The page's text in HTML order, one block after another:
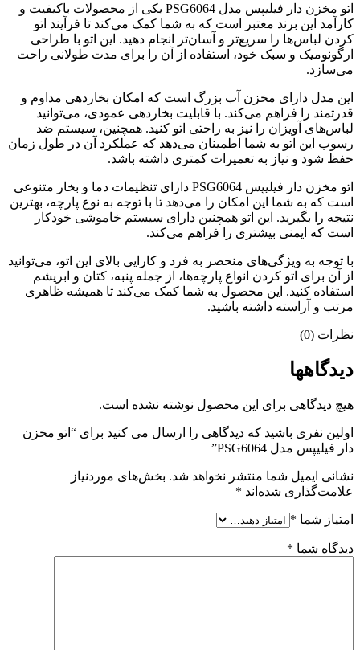
اتو مخزن دار فیلیپس مدل PSG6064 یکی از محصولات باکیفیت و
کارآمد این برند معتبر است که به شما کمک می‌کند تا فرآیند اتو
کردن لباس‌ها را سریع‌تر و آسان‌تر انجام دهید. این اتو با طراحی
ارگونومیک و سبک خود، استفاده از آن را برای مدت طولانی راحت
می‌سازد.
این مدل دارای مخزن آب بزرگ است که امکان بخاردهی مداوم و
قدرتمند را فراهم می‌کند. با قابلیت بخاردهی عمودی، می‌توانید
لباس‌های آویزان را نیز به راحتی اتو کنید. همچنین، سیستم ضد
رسوب این اتو به شما اطمینان می‌دهد که عملکرد آن در طول زمان
حفظ شود و نیاز به تعمیرات کمتری داشته باشد.
اتو مخزن دار فیلیپس PSG6064 دارای تنظیمات دما و بخار متنوعی
است که به شما این امکان را می‌دهد تا با توجه به نوع پارچه، بهترین
نتیجه را بگیرید. این اتو همچنین دارای سیستم خاموشی خودکار
است که ایمنی بیشتری را فراهم می‌کند.
با توجه به ویژگی‌های منحصر به فرد و کارایی بالای این اتو، می‌توانید
از آن برای اتو کردن انواع پارچه‌ها، از جمله پنبه، کتان و ابریشم
استفاده کنید. این محصول به شما کمک می‌کند تا همیشه ظاهری
مرتب و آراسته داشته باشید.
نظرات (0)
دیدگاهها
هیچ دیدگاهی برای این محصول نوشته نشده است.
اولین نفری باشید که دیدگاهی را ارسال می کنید برای “اتو مخزن
دار فیلیپس مدل PSG6064”
نشانی ایمیل شما منتشر نخواهد شد. بخش‌های موردنیاز
علامت‌گذاری شده‌اند *
امتیاز شما *
دیدگاه شما *